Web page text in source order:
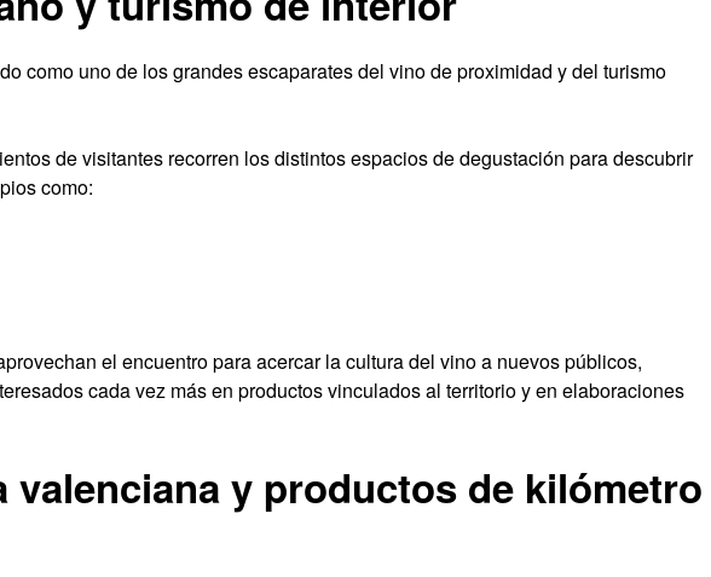
como uno de los grandes escaparates del vino de proximidad y del turismo
de visitantes recorren los distintos espacios de degustación para descubrir
como:
el encuentro para acercar la cultura del vino a nuevos públicos,
cada vez más en productos vinculados al territorio y en elaboraciones
valenciana y productos de kilómetro